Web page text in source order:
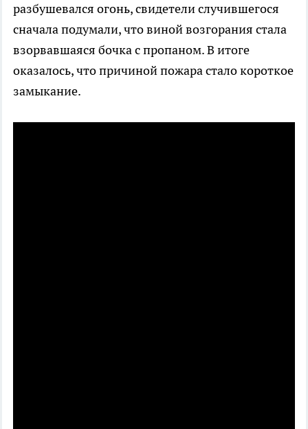
разбушевался огонь, свидетели случившегося
сначала подумали, что виной возгорания стала
взорвавшаяся бочка с пропаном. В итоге
оказалось, что причиной пожара стало короткое
замыкание.